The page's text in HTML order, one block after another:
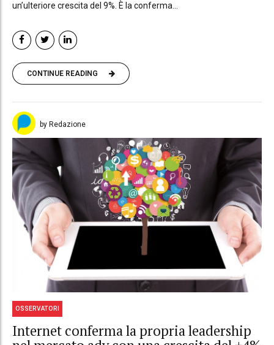
un’ulteriore crescita del 9%. È la conferma...
CONTINUE READING
by Redazione
OSSERVATORI
Internet conferma la propria leadership